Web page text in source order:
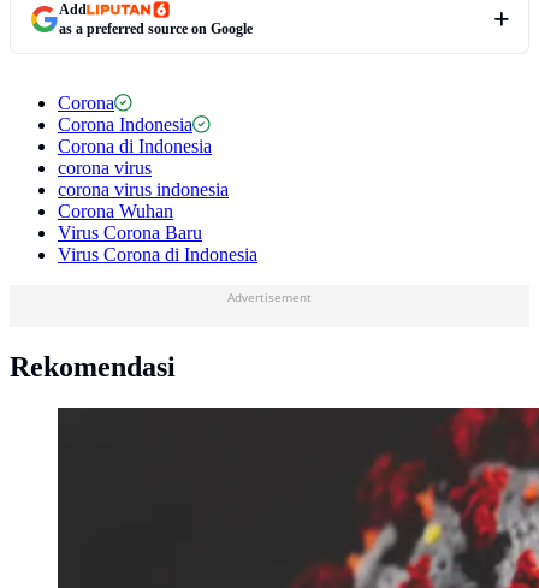
Add
as a preferred source on Google
Corona
Corona Indonesia
Corona di Indonesia
corona virus
corona virus indonesia
Corona Wuhan
Virus Corona Baru
Virus Corona di Indonesia
Advertisement
Rekomendasi